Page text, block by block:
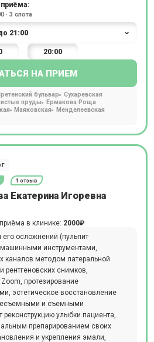
· 3 слота
20:00
НА ПРИЕМ
бульвар
Сухаревская
пруды
Ермакова Роща
Маяковская
Менделеевская
1 отзыв
Екатерина Игоревна
в клинике: 2000₽
осложнений (пульпит
инструментами,
каналов методом латеральной
рентгеновских снимков,
протезирование
эстетическое восстановление
и съемными
реконструкцию улыбки пациента,
препарированием своих
и укрепления эмали,